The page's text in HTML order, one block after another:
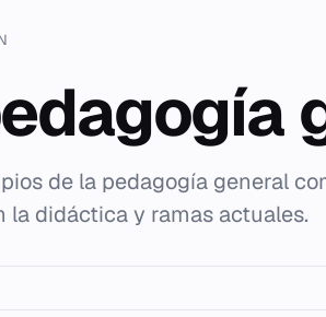
de la pedagogía general
la didáctica y ramas actuales.